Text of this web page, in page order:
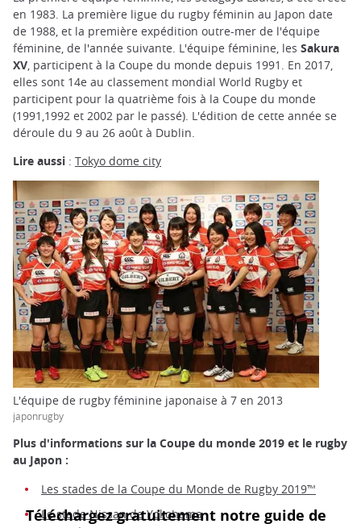
en 1983. La première ligue du rugby féminin au Japon date
de 1988, et la première expédition outre-mer de l'équipe
féminine, de l'année suivante. L'équipe féminine, les Sakura
XV, participent à la Coupe du monde depuis 1991. En 2017,
elles sont 14e au classement mondial World Rugby et
participent pour la quatrième fois à la Coupe du monde
(1991,1992 et 2002 par le passé). L'édition de cette année se
déroule du 9 au 26 août à Dublin.
Lire aussi : Tokyo dome city
L'équipe de rugby féminine japonaise à 7 en 2013
japonrugby
Plus d'informations sur la Coupe du monde 2019 et le rugby
au Japon :
Les stades de la Coupe du Monde de Rugby 2019™
Le stade Nissan de Yokohama